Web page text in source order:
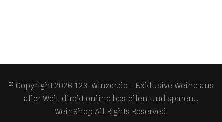
© Copyright 2026 123-Winzer.de - Exklusive Weine aus
aller Welt, direkt online bestellen und sparen...
WeinShopAll Rights Reserved.